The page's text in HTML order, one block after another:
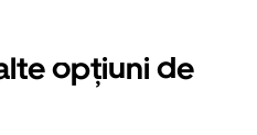
opțiuni de